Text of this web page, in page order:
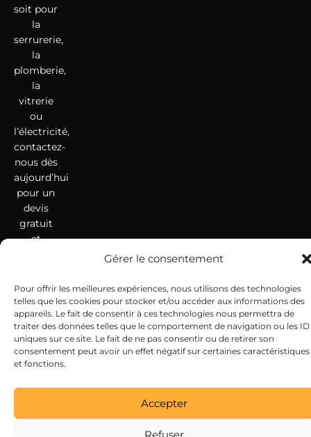
Gérer le consentement
Pour offrir les meilleures expériences, nous utilisons des technologies
telles que les cookies pour stocker et/ou accéder aux informations des
appareils. Le fait de consentir à ces technologies nous permettra de
traiter des données telles que le comportement de navigation ou les ID
uniques sur ce site. Le fait de ne pas consentir ou de retirer son
consentement peut avoir un effet négatif sur certaines caractéristiques
et fonctions.
Accepter
Refuser
soit pour
la
serrurerie,
la
plomberie,
la
vitrerie
ou
l’électricité,
contactez-
nous dès
aujourd’hui
pour un
devis
gratuit
et